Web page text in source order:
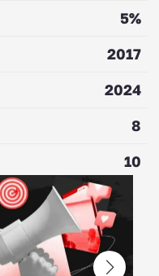
5%
2017
2024
8
10